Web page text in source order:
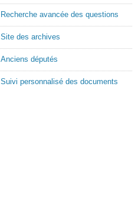
Recherche avancée des questions
Site des archives
Anciens députés
Suivi personnalisé des documents